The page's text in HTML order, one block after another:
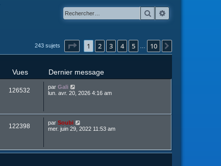
Rechercher
243 sujets Page sur10
1 2 3 4 5 10
Vues Dernier message
126532 par Gali
lun. avr. 20, 2026 4:16 am
122398 par Soubi
mer. juin 29, 2022 11:53 am